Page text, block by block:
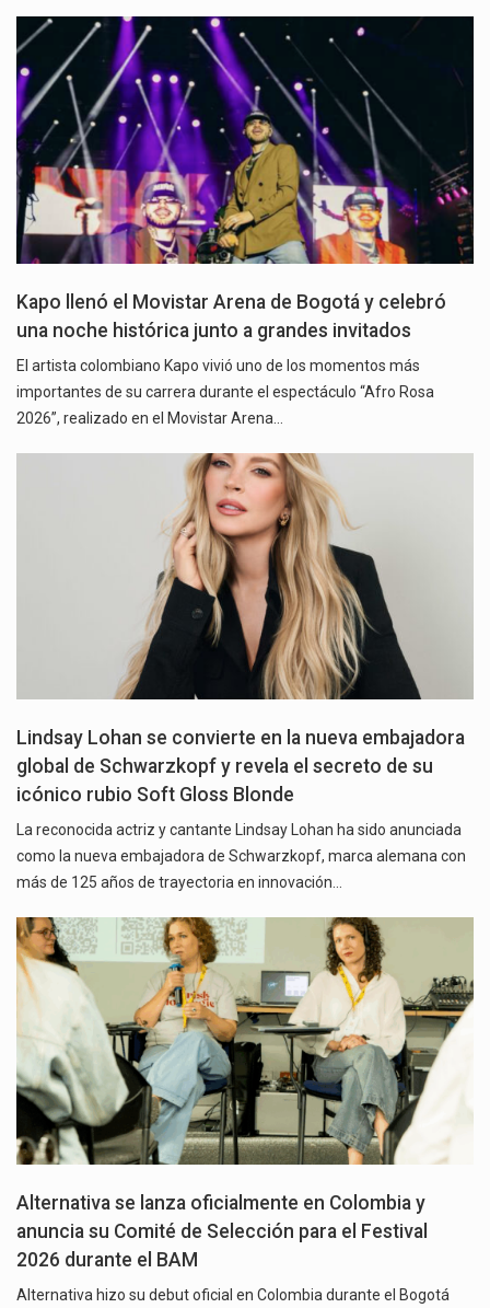
Kapo llenó el Movistar Arena de Bogotá y celebró
una noche histórica junto a grandes invitados
El artista colombiano Kapo vivió uno de los momentos más
importantes de su carrera durante el espectáculo “Afro Rosa
2026”, realizado en el Movistar Arena…
Lindsay Lohan se convierte en la nueva embajadora
global de Schwarzkopf y revela el secreto de su
icónico rubio Soft Gloss Blonde
La reconocida actriz y cantante Lindsay Lohan ha sido anunciada
como la nueva embajadora de Schwarzkopf, marca alemana con
más de 125 años de trayectoria en innovación…
Alternativa se lanza oficialmente en Colombia y
anuncia su Comité de Selección para el Festival
2026 durante el BAM
Alternativa hizo su debut oficial en Colombia durante el Bogotá